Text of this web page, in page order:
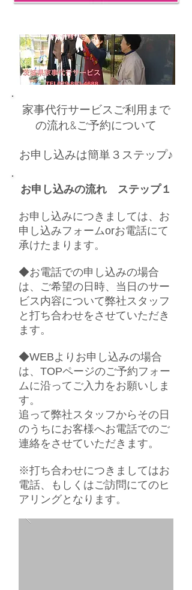
家事代行サービスご利用まで
の流れ&ご予約について
お申し込みは簡単３ステップ♪
お申し込みの流れ ステップ１
お申し込みにつきましては、お
申し込みフォームorお電話にて
承けたまります。
◆お電話での申し込みの場合
は、ご希望の日時、当日のサー
ビス内容について弊社スタッフ
と打ち合わせをさせていただき
ます。
◆WEBよりお申し込みの場合
は、TOPページのご予約フォー
ムに沿ってご入力をお願いしま
す。
追って弊社スタッフからその日
のうちにお客様へお電話でのご
連絡をさせていただきます。
※打ち合わせにつきましてはお
電話、もしくはご訪問にてのヒ
アリングとなります。